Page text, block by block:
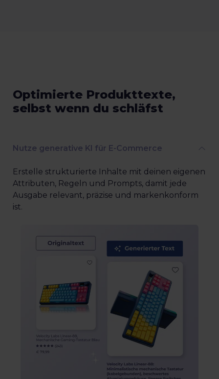
Optimierte Produkttexte,
selbst wenn du schläfst
Nutze generative KI für E-Commerce
Erstelle strukturierte Inhalte mit deinen eigenen
Attributen, Regeln und Prompts, damit jede
Ausgabe relevant, präzise und markenkonform
ist.